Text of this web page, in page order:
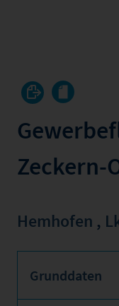
Zeckern-
Hemhofen ,
Grunddaten